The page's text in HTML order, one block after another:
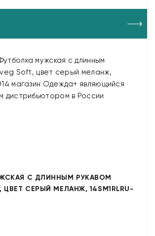
С ДЛИННЫМ РУКАВОМ
ЦВЕТ СЕРЫЙ МЕЛАНЖ, 14SM1RLRU-